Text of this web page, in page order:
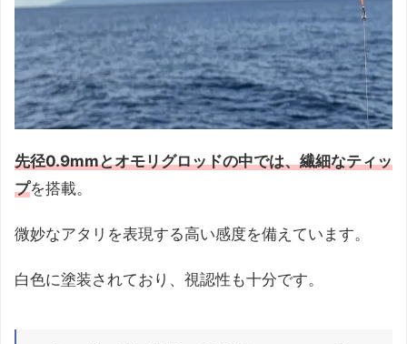
先径0.9mmとオモリグロッドの中では、繊細なティッ
プを搭載。
微妙なアタリを表現する高い感度を備えています。
白色に塗装されており、視認性も十分です。